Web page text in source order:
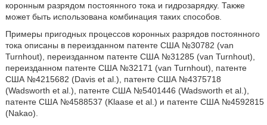
коронным разрядом постоянного тока и гидрозарядку. Также
может быть использована комбинация таких способов.
Примеры пригодных процессов коронных разрядов постоянного
тока описаны в переизданном патенте США №30782 (van
Turnhout), переизданном патенте США №31285 (van Turnhout),
переизданном патенте США №32171 (van Turnhout), патенте
США №4215682 (Davis et al.), патенте США №4375718
(Wadsworth et al.), патенте США №5401446 (Wadsworth et al.),
патенте США №4588537 (Klaase et al.) и патенте США №4592815
(Nakao).